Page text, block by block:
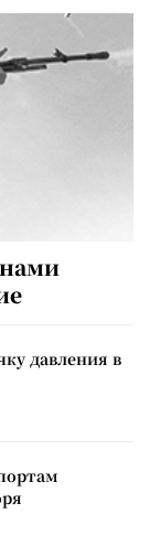
давления в